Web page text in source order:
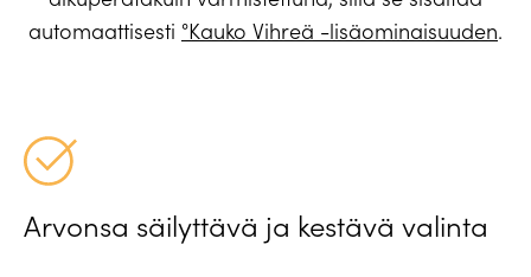
automaattisesti °Kauko Vihreä -lisäominaisuuden.
Arvonsa säilyttävä ja kestävä valinta